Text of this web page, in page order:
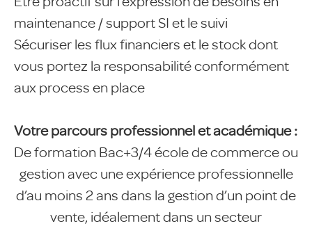
maintenance / support SI et le suivi
Sécuriser les flux financiers et le stock dont
vous portez la responsabilité conformément
aux process en place
Votre parcours professionnel et académique :
De formation Bac+3/4 école de commerce ou
gestion avec une expérience professionnelle
d’au moins 2 ans dans la gestion d’un point de
vente, idéalement dans un secteur